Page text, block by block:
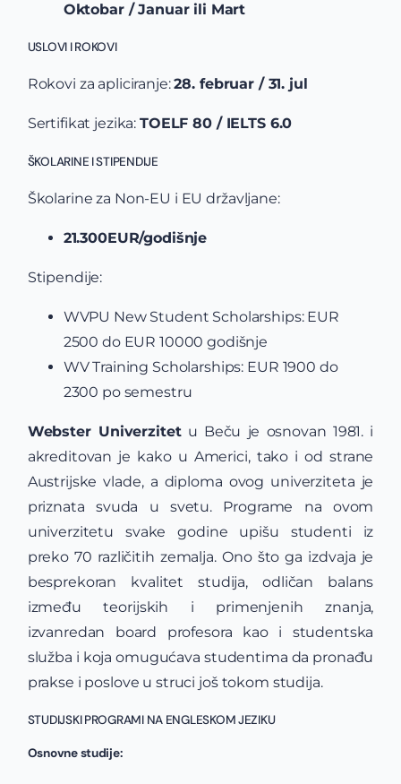
Oktobar / Januar ili Mart
USLOVI I ROKOVI
Rokovi za apliciranje:28. februar / 31. jul
Sertifikat jezika:TOELF 80 / IELTS 6.0
ŠKOLARINE I STIPENDIJE
Školarine za Non-EU i EU državljane:
21.300EUR/godišnje
Stipendije:
WVPU New Student Scholarships: EUR
2500 do EUR 10000 godišnje
WV Training Scholarships: EUR 1900 do
2300 po semestru
Webster Univerzitetu Beču je osnovan 1981. i
akreditovan je kako u Americi, tako i od strane
Austrijske vlade, a diploma ovog univerziteta je
priznata svuda u svetu. Programe na ovom
univerzitetu svake godine upišu studenti iz
preko 70 različitih zemalja. Ono što ga izdvaja je
besprekoran kvalitet studija, odličan balans
između teorijskih i primenjenih znanja,
izvanredan board profesora kao i studentska
služba i koja omugućava studentima da pronađu
prakse i poslove u struci još tokom studija.
STUDIJSKI PROGRAMI NA ENGLESKOM JEZIKU
Osnovne studije: